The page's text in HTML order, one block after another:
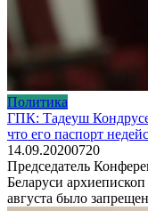
Политика
ГПК: Тадеуш
что его паспорт
14.09.20200720
Председатель
Беларуси
августа было